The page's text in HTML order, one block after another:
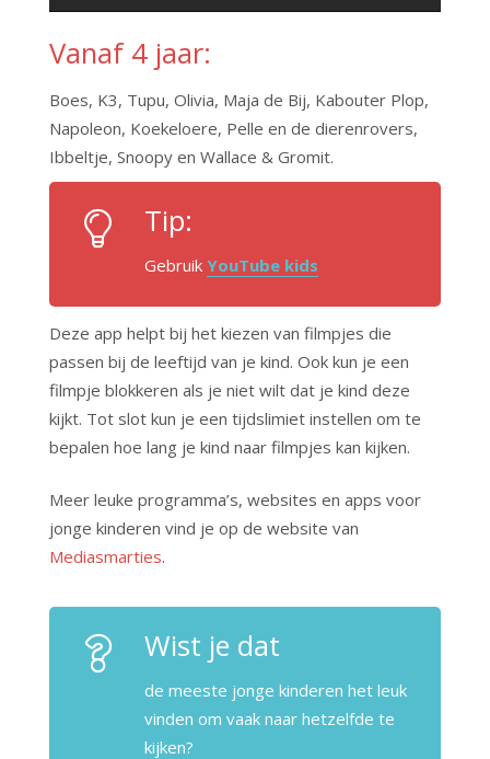
Vanaf 4 jaar:
Boes, K3, Tupu, Olivia, Maja de Bij, Kabouter Plop,
Napoleon, Koekeloere, Pelle en de dierenrovers,
Ibbeltje, Snoopy en Wallace & Gromit.
Tip:
Gebruik YouTube kids
Deze app helpt bij het kiezen van filmpjes die
passen bij de leeftijd van je kind. Ook kun je een
filmpje blokkeren als je niet wilt dat je kind deze
kijkt. Tot slot kun je een tijdslimiet instellen om te
bepalen hoe lang je kind naar filmpjes kan kijken.
Meer leuke programma’s, websites en apps voor
jonge kinderen vind je op de website van
Mediasmarties.
Wist je dat
de meeste jonge kinderen het leuk
vinden om vaak naar hetzelfde te
kijken?